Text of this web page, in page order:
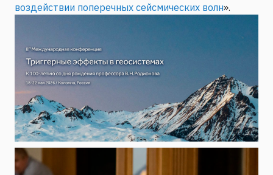
воздействии поперечных сейсмических волн».